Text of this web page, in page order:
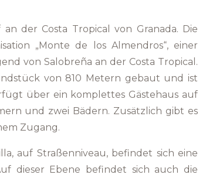
der Costa Tropical von Granada. Die
„Monte de los Almendros“, einer
von Salobreña an der Costa Tropical.
von 810 Metern gebaut und ist
über ein komplettes Gästehaus auf
und zwei Bädern. Zusätzlich gibt es
Zugang.
auf Straßenniveau, befindet sich eine
dieser Ebene befindet sich auch die